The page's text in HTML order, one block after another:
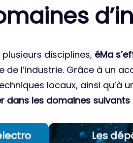
disciplines, éMa
de l’industrie. Grâce à un
locaux, ainsi qu’à
dans les domaines suivants
Les